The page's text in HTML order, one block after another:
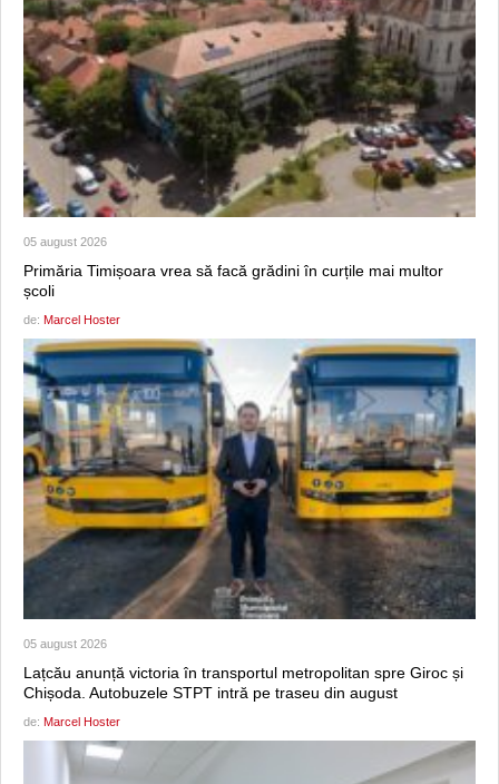
05 august 2026
Primăria Timișoara vrea să facă grădini în curțile mai multor
școli
de: Marcel Hoster
05 august 2026
Lațcău anunță victoria în transportul metropolitan spre Giroc și
Chișoda. Autobuzele STPT intră pe traseu din august
de: Marcel Hoster